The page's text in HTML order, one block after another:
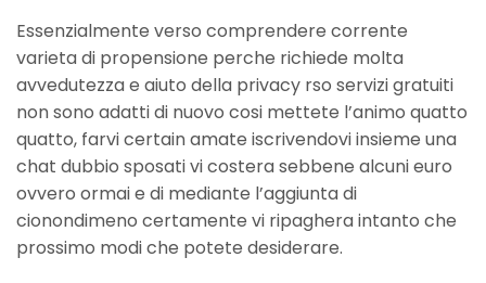
Essenzialmente verso comprendere corrente
varieta di propensione perche richiede molta
avvedutezza e aiuto della privacy rso servizi gratuiti
non sono adatti di nuovo cosi mettete l’animo quatto
quatto, farvi certain amate iscrivendovi insieme una
chat dubbio sposati vi costera sebbene alcuni euro
ovvero ormai e di mediante l’aggiunta di
cionondimeno certamente vi ripaghera intanto che
prossimo modi che potete desiderare.